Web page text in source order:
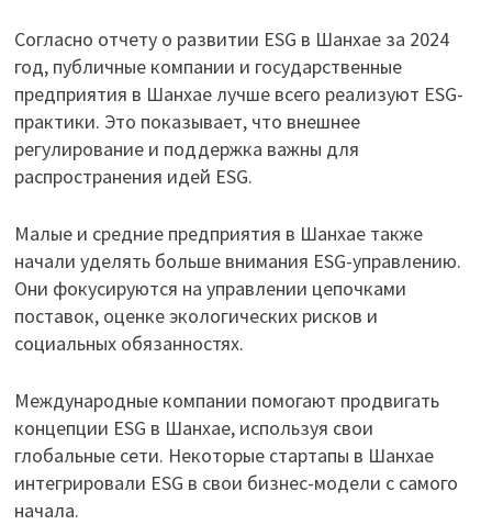
Согласно отчету о развитии ESG в Шанхае за 2024
год, публичные компании и государственные
предприятия в Шанхае лучше всего реализуют ESG-
практики. Это показывает, что внешнее
регулирование и поддержка важны для
распространения идей ESG.
Малые и средние предприятия в Шанхае также
начали уделять больше внимания ESG-управлению.
Они фокусируются на управлении цепочками
поставок, оценке экологических рисков и
социальных обязанностях.
Международные компании помогают продвигать
концепции ESG в Шанхае, используя свои
глобальные сети. Некоторые стартапы в Шанхае
интегрировали ESG в свои бизнес-модели с самого
начала.